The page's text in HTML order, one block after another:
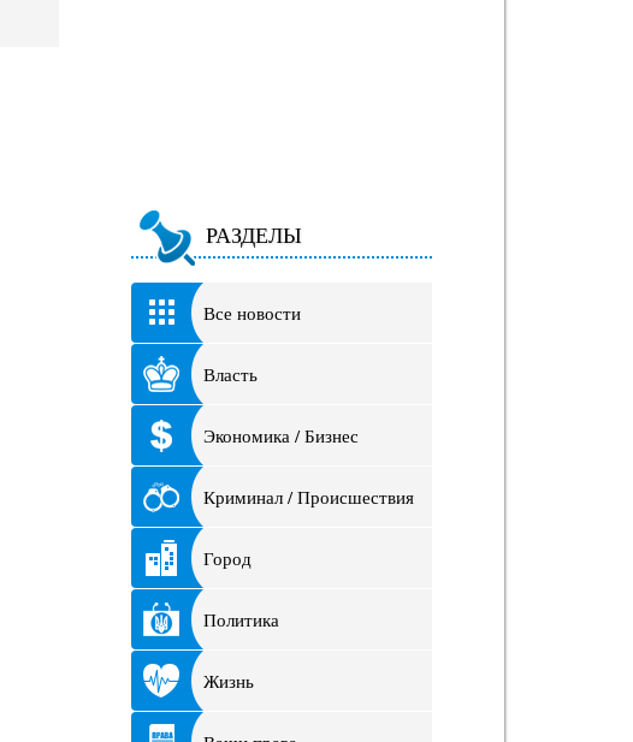
РАЗДЕЛЫ
Все новости
Власть
Экономика / Бизнес
Криминал / Происшествия
Город
Политика
Жизнь